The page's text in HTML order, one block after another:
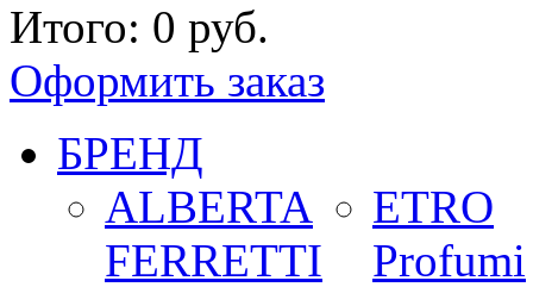
Итого: 0 руб.
Оформить заказ
БРЕНД
ALBERTA
FERRETTI
ETRO
Profumi